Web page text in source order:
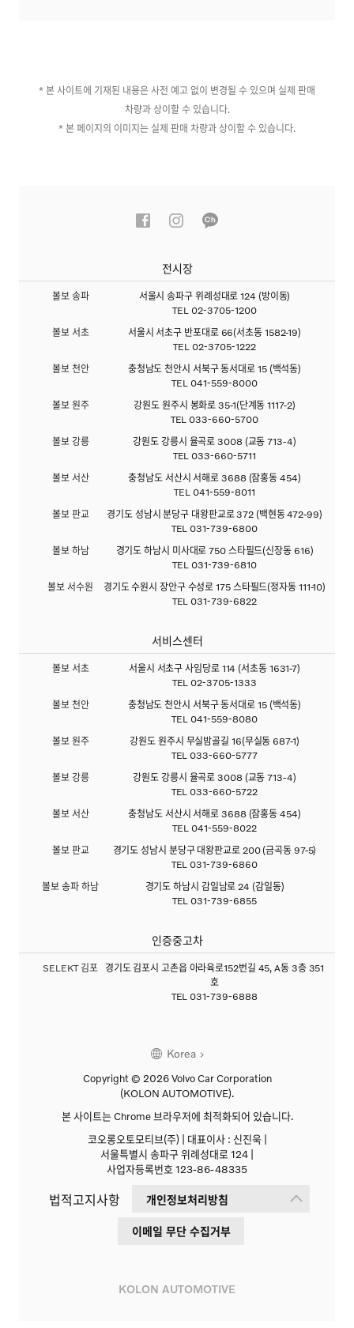
* 본 사이트에 기재된 내용은 사전 예고 없이 변경될 수 있으며 실제 판매
차량과 상이할 수 있습니다.
* 본 페이지의 이미지는 실제 판매 차량과 상이할 수 있습니다.
전시장
볼보 송파
서울시 송파구 위례성대로 124 (방이동)
TEL 02-3705-1200
볼보 서초
서울시 서초구 반포대로 66(서초동 1582-19)
TEL 02-3705-1222
볼보 천안
충청남도 천안시 서북구 동서대로 15 (백석동)
TEL 041-559-8000
볼보 원주
강원도 원주시 봉화로 35-1(단계동 1117-2)
TEL 033-660-5700
볼보 강릉
강원도 강릉시 율곡로 3008 (교동 713-4)
TEL 033-660-5711
볼보 서산
충청남도 서산시 서해로 3688 (잠홍동 454)
TEL 041-559-8011
볼보 판교
경기도 성남시 분당구 대왕판교로 372 (백현동 472-99)
TEL 031-739-6800
볼보 하남
경기도 하남시 미사대로 750 스타필드(신장동 616)
TEL 031-739-6810
볼보 서수원
경기도 수원시 장안구 수성로 175 스타필드(정자동 111-10)
TEL 031-739-6822
서비스센터
볼보 서초
서울시 서초구 사임당로 114 (서초동 1631-7)
TEL 02-3705-1333
볼보 천안
충청남도 천안시 서북구 동서대로 15 (백석동)
TEL 041-559-8080
볼보 원주
강원도 원주시 무실밤골길 16(무실동 687-1)
TEL 033-660-5777
볼보 강릉
강원도 강릉시 율곡로 3008 (교동 713-4)
TEL 033-660-5722
볼보 서산
충청남도 서산시 서해로 3688 (잠홍동 454)
TEL 041-559-8022
볼보 판교
경기도 성남시 분당구 대왕판교로 200 (금곡동 97-5)
TEL 031-739-6860
볼보 송파 하남
경기도 하남시 감일남로 24 (감일동)
TEL 031-739-6855
인증중고차
SELEKT 김포
경기도 김포시 고촌읍 아라육로152번길 45, A동 3층 351
호
TEL 031-739-6888
Korea
Copyright © 2026 Volvo Car Corporation
(KOLON AUTOMOTIVE).
본 사이트는 Chrome 브라우저에 최적화되어 있습니다.
코오롱오토모티브(주) | 대표이사 : 신진욱 |
서울특별시 송파구 위례성대로 124 |
사업자등록번호 123-86-48335
법적고지사항 개인정보처리방침
이메일 무단 수집거부
KOLON AUTOMOTIVE